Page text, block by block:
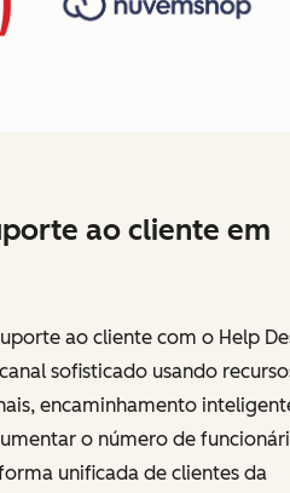
ao cliente em
ao cliente com o Help
sofisticado usando
encaminhamento
o número de
unificada de clientes da